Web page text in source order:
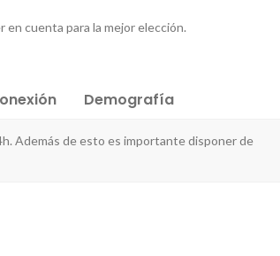
en cuenta para la mejor elección.
Demografía
Además de esto es importante disponer de